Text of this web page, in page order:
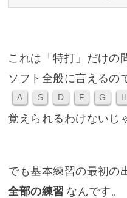
これは「特打」だけの
ソフト全般に言えるの
A S D F G H
覚えられるわけないじ
でも基本練習の最初の
全部の練習 なんです。